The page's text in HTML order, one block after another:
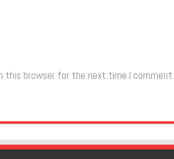
this browser for the next time I comment.